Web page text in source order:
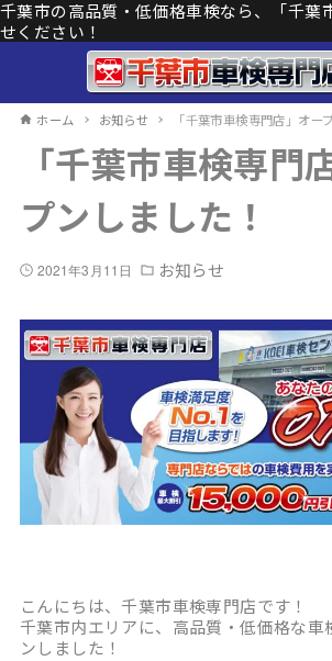
千葉市の高品質・低価格車検なら、「千葉
せください！
ホーム お知らせ 「千葉市車検専門店」オー
「千葉市車検専門
プンしました！
2021年3月11日 お知らせ
こんにちは、千葉市車検専門店です！
千葉市内エリアに、高品質・低価格な車
ンしました！